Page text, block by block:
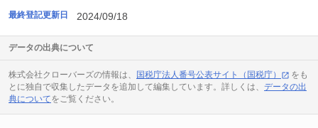
最終登記更新日 2024/09/18
データの出典について
株式会社クローバーズの情報は、 国税庁法人番号公表サイト（国税庁）
をも
とに独自で収集したデータを追加して編集しています。詳しくは、 データの出
典についてをご覧ください。